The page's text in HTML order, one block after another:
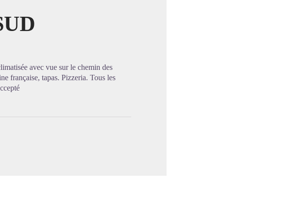
avec vue sur le chemin des
française, tapas. Pizzeria. Tous les